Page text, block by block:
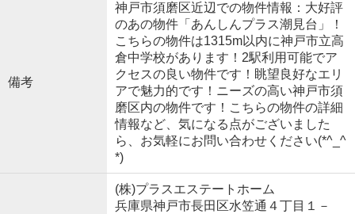
備考
神戸市須磨区近辺での物件情報：大好評
のあの物件「あんしんプラス潮見台」！
こちらの物件は1315m以内に神戸市立高
倉中学校があります！2駅利用可能でア
クセスの良い物件です！眺望良好なエリ
アで魅力的です！ニーズの高い神戸市須
磨区内の物件です！こちらの物件の詳細
情報など、気になる点がございました
ら、お気軽にお問い合わせください(*^_^
*)
(株)プラスエステートホーム
兵庫県神戸市長田区水笠通４丁目１－